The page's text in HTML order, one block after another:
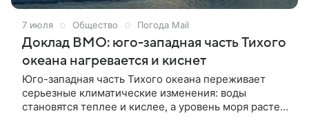
7 июля Общество Погода Mail
Доклад ВМО: юго-западная часть Тихого
океана нагревается и киснет
Юго-западная часть Тихого океана переживает
серьезные климатические изменения: воды
становятся теплее и кислее, а уровень моря растет.